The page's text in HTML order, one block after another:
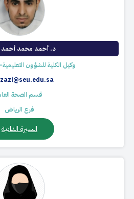
د.​ أحمد محمد أحمد
وكيل الكلية للشؤون
قسم الصحة
فرع الرياض
السيرة الذاتية